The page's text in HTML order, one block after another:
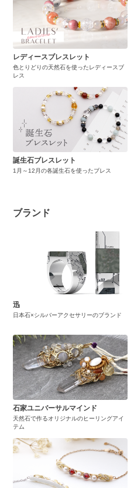
レディースブレスレット
色とりどりの天然石を使ったレディースブ
レス
誕生石ブレスレット
1月～12月の各誕生石を使ったブレス
ブランド
迅
日本石×シルバーアクセサリーのブランド
石家ユニバーサルマインド
天然石で作るオリジナルのヒーリングアイ
テム